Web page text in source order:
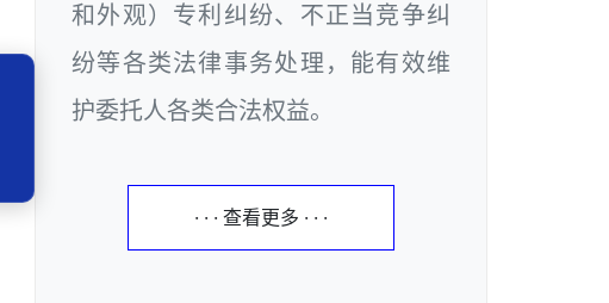
和外观）专利纠纷、不正当竞争纠
纷等各类法律事务处理，能有效维
护委托人各类合法权益。
· · · 查看更多 · · ·